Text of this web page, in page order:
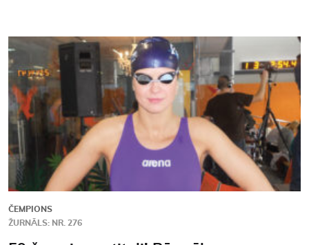
ČEMPIONS
ŽURNĀLS: NR. 276